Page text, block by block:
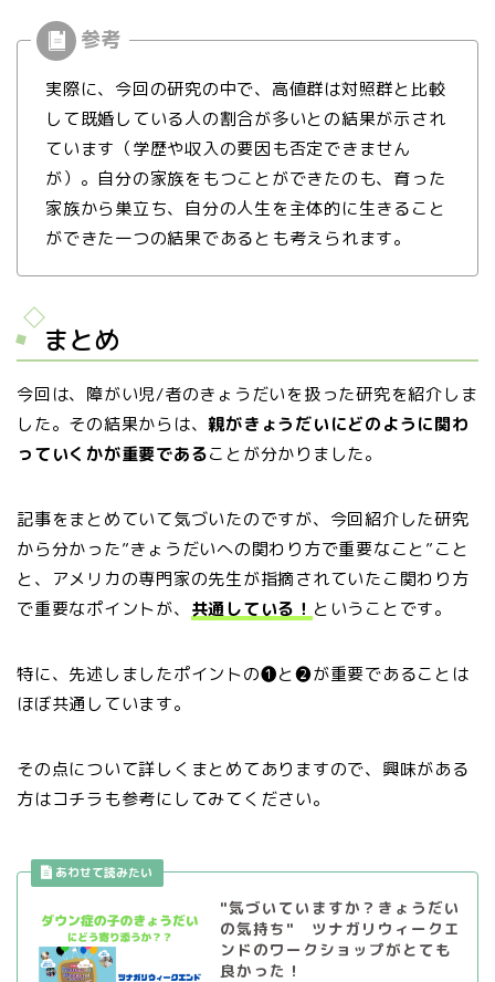
実際に、今回の研究の中で、高値群は対照群と比較
して既婚している人の割合が多いとの結果が示され
ています（学歴や収入の要因も否定できません
が）。自分の家族をもつことができたのも、育った
家族から巣立ち、自分の人生を主体的に生きること
ができた一つの結果であるとも考えられます。
まとめ
今回は、障がい児/者のきょうだいを扱った研究を紹介しま
した。その結果からは、親がきょうだいにどのように関わ
っていくかが重要であることが分かりました。
記事をまとめていて気づいたのですが、今回紹介した研究
から分かった”きょうだいへの関わり方で重要なこと”こと
と、アメリカの専門家の先生が指摘されていたこ関わり方
で重要なポイントが、 共通している！ ということです。
特に、先述しましたポイントの❶と❷が重要であることは
ほぼ共通しています。
その点について詳しくまとめてありますので、興味がある
方はコチラも参考にしてみてください。
"気づいていますか？きょうだい
の気持ち" ツナガリウィークエ
ンドのワークショップがとても
良かった！